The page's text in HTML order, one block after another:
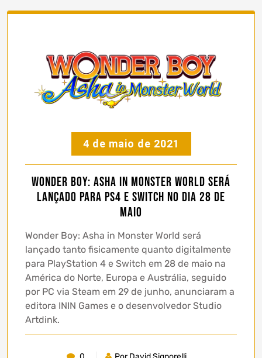
4 de maio de 2021
Wonder Boy: Asha in Monster World será
lançado para PS4 e Switch no dia 28 de
maio
Wonder Boy: Asha in Monster World será
lançado tanto fisicamente quanto digitalmente
para PlayStation 4 e Switch em 28 de maio na
América do Norte, Europa e Austrália, seguido
por PC via Steam em 29 de junho, anunciaram a
editora ININ Games e o desenvolvedor Studio
Artdink.